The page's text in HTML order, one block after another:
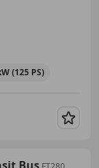
(125 PS)
Bus